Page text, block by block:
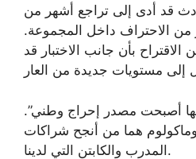
قد أدى إلى تراجع أشهر من
من الاحتراف داخل المجموعة.
بأن جانب الاختبار قد
أنها أصبحت مصدر إحراج وطني”.
هما من أنجح شراكات
المدرب والكابتن التي لدينا.